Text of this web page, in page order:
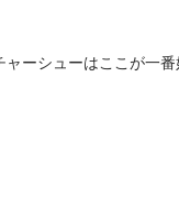
ーシューはここが一番